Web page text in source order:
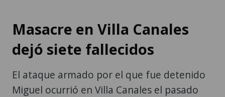
Masacre en Villa Canales
dejó siete fallecidos
El ataque armado por el que fue detenido
Miguel ocurrió en Villa Canales el pasado